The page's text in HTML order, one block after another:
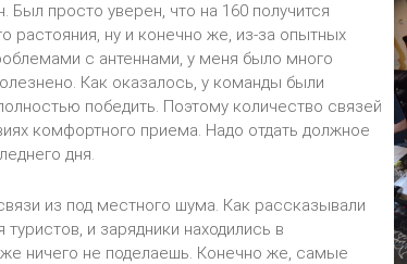
просто уверен, что на 160 получится
растояния, ну и конечно же, из-за опытных
с антеннами, у меня было много
Как оказалось, у команды были
победить. Поэтому количество связей
комфортного приема. Надо отдать должное
дня.
из под местного шума. Как рассказывали
и зарядники находились в
ничего не поделаешь. Конечно же, самые